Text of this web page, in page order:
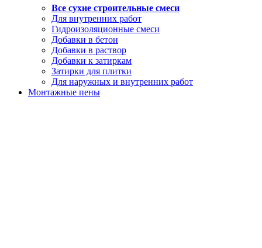
Все сухие строительные смеси
Для внутренних работ
Гидроизоляционные смеси
Добавки в бетон
Добавки в раствор
Добавки к затиркам
Затирки для плитки
Для наружных и внутренних работ
Монтажные пены